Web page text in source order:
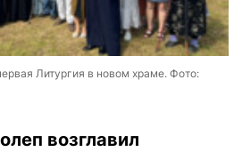
Литургия в новом храме. Фото:
возглавил